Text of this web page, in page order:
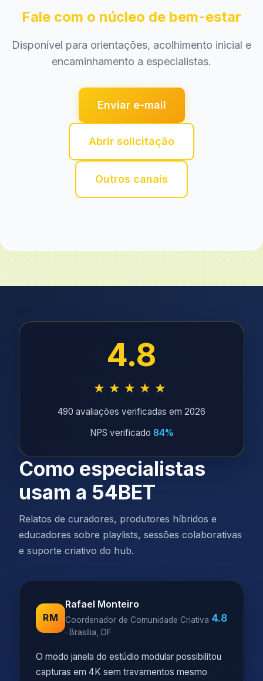
Fale com o núcleo de bem-estar
Disponível para orientações, acolhimento inicial e
encaminhamento a especialistas.
Enviar e-mail
Abrir solicitação
Outros canais
4.8
★★★★★
490 avaliações verificadas em 2026
NPS verificado 84%
Como especialistas
usam a 54BET
Relatos de curadores, produtores híbridos e
educadores sobre playlists, sessões colaborativas
e suporte criativo do hub.
RM
Rafael Monteiro
Coordenador de Comunidade Criativa
· Brasília, DF
4.8
O modo janela do estúdio modular possibilitou
capturas em 4K sem travamentos mesmo